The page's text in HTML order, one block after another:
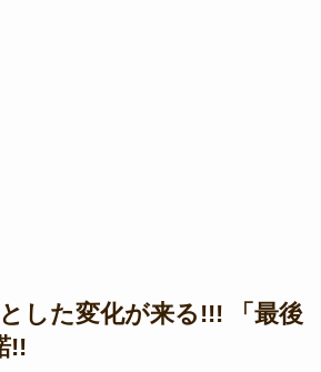
した変化が来る!!! 「最後
!!